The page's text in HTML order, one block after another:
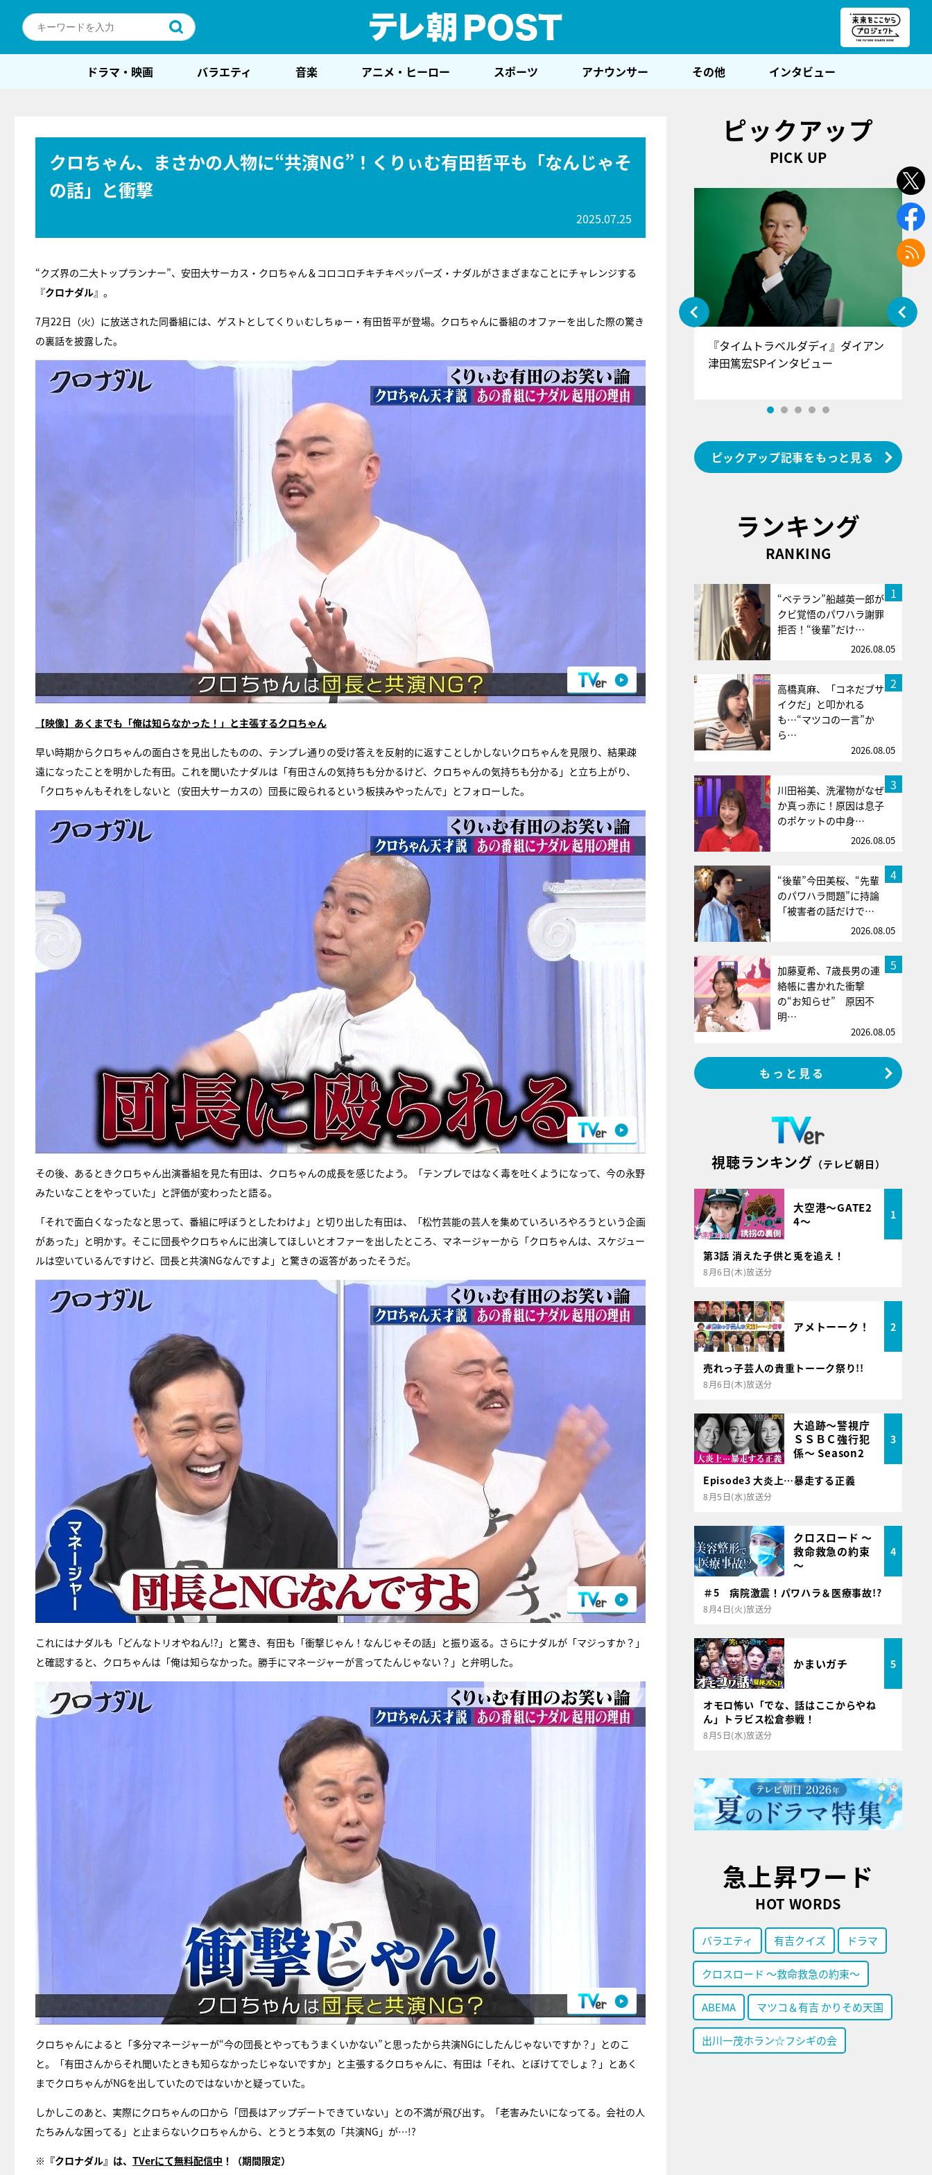
ドラマ・映画 バラエティ 音楽 アニメ・ヒーロー スポーツ アナウンサー その他 インタビュー
クロちゃん、まさかの人物に“共演NG”！くりぃむ有田哲平も「なんじゃそ
の話」と衝撃
2025.07.25
“クズ界の二大トップランナー”、安田大サーカス・クロちゃん＆コロコロチキチキペッパーズ・ナダルがさまざまなことにチャレンジする
『クロナダル』。
7月22日（火）に放送された同番組には、ゲストとしてくりぃむしちゅー・有田哲平が登場。クロちゃんに番組のオファーを出した際の驚き
の裏話を披露した。
【映像】あくまでも「俺は知らなかった！」と主張するクロちゃん
早い時期からクロちゃんの面白さを見出したものの、テンプレ通りの受け答えを反射的に返すことしかしないクロちゃんを見限り、結果疎
遠になったことを明かした有田。これを聞いたナダルは「有田さんの気持ちも分かるけど、クロちゃんの気持ちも分かる」と立ち上がり、
「クロちゃんもそれをしないと（安田大サーカスの）団長に殴られるという板挟みやったんで」とフォローした。
その後、あるときクロちゃん出演番組を見た有田は、クロちゃんの成長を感じたよう。「テンプレではなく毒を吐くようになって、今の永野
みたいなことをやっていた」と評価が変わったと語る。
「それで面白くなったなと思って、番組に呼ぼうとしたわけよ」と切り出した有田は、「松竹芸能の芸人を集めていろいろやろうという企画
があった」と明かす。そこに団長やクロちゃんに出演してほしいとオファーを出したところ、マネージャーから「クロちゃんは、スケジュー
ルは空いているんですけど、団長と共演NGなんですよ」と驚きの返答があったそうだ。
これにはナダルも「どんなトリオやねん!?」と驚き、有田も「衝撃じゃん！なんじゃその話」と振り返る。さらにナダルが「マジっすか？」
と確認すると、クロちゃんは「俺は知らなかった。勝手にマネージャーが言ってたんじゃない？」と弁明した。
クロちゃんによると「多分マネージャーが“今の団長とやってもうまくいかない”と思ったから共演NGにしたんじゃないですか？」とのこ
と。「有田さんからそれ聞いたときも知らなかったじゃないですか」と主張するクロちゃんに、有田は「それ、とぼけてでしょ？」とあく
までクロちゃんがNGを出していたのではないかと疑っていた。
しかしこのあと、実際にクロちゃんの口から「団長はアップデートできていない」との不満が飛び出す。「老害みたいになってる。会社の人
たちみんな困ってる」と止まらないクロちゃんから、とうとう本気の「共演NG」が…!?
※『クロナダル』は、 TVerにて無料配信中 ！（期間限定）
ピックアップ
PICK UP
E齋藤樹愛羅＆佐々木舞香SPインタ
ビュー
『タイムトラベルダディ』ダイアン
津田篤宏SPインタビュー
ピックアップ記事をもっと見る
ランキング
RANKING
1
“ベテラン”船越英一郎が
クビ覚悟のパワハラ謝罪
拒否！“後輩”だけ…
2026.08.05
2
高橋真麻、「コネだブサ
イクだ」と叩かれる
も…“マツコの一言”か
ら…
2026.08.05
3
川田裕美、洗濯物がなぜ
か真っ赤に！原因は息子
のポケットの中身…
2026.08.05
4
“後輩”今田美桜、“先輩
のパワハラ問題”に持論
「被害者の話だけで…
2026.08.05
5
加藤夏希、7歳長男の連
絡帳に書かれた衝撃
の“お知らせ” 原因不
明…
2026.08.05
もっと見る
視聴ランキング （テレビ朝日）
大空港～GATE2
4～
1
第3話 消えた子供と兎を追え！
8月6日(木)放送分
アメトーーク！ 2
売れっ子芸人の貴重トーーク祭り!!
8月6日(木)放送分
大追跡～警視庁
ＳＳＢＣ強行犯
係～ Season2
3
Episode3 大炎上…暴走する正義
8月5日(水)放送分
クロスロード ～
救命救急の約束
～
4
＃5 病院激震！パワハラ＆医療事故!?
8月4日(火)放送分
かまいガチ 5
オモロ怖い「でな、話はここからやね
ん」トラビス松倉参戦！
8月5日(水)放送分
急上昇ワード
HOT WORDS
バラエティ 有吉クイズ ドラマ
クロスロード ～救命救急の約束～
ABEMA マツコ＆有吉 かりそめ天国
出川一茂ホラン☆フシギの会